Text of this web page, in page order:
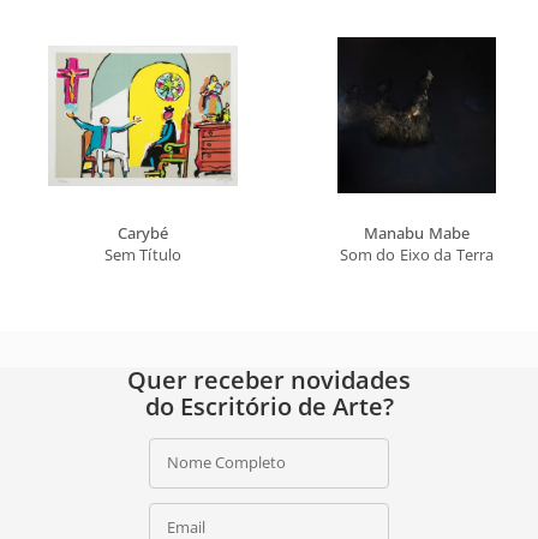
Carybé
Sem Título
Manabu Mabe
Som do Eixo da Terra
Quer receber novidades
do Escritório de Arte?
Nome Completo
Email